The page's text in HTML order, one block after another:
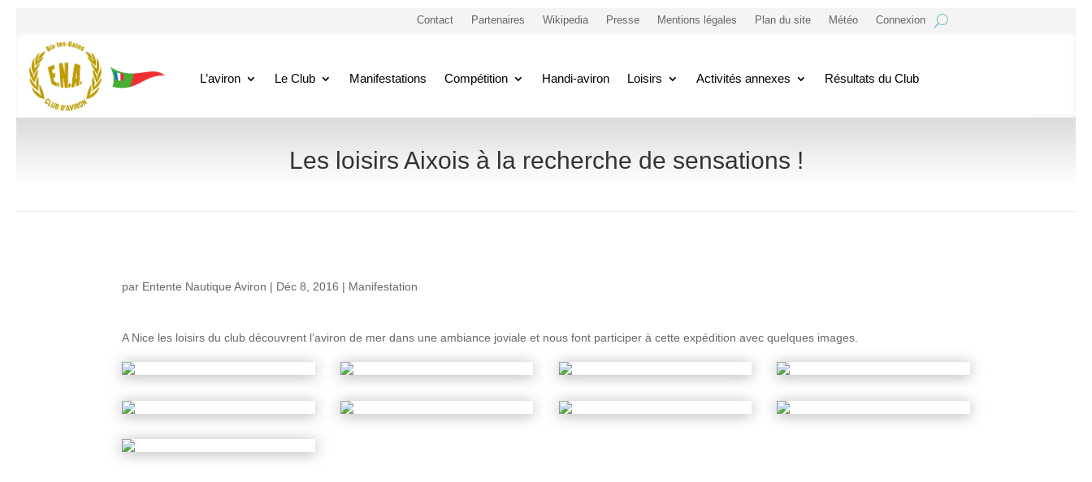
Contact Partenaires Wikipedia Presse Mentions légales Plan du site Météo Connexion
L’aviron Le Club Manifestations Compétition Handi-aviron Loisirs Activités annexes Résultats du Club
Les loisirs Aixois à la recherche de sensations !
par Entente Nautique Aviron | Déc 8, 2016 | Manifestation
A Nice les loisirs du club découvrent l’aviron de mer dans une ambiance joviale et nous font participer à cette expédition avec quelques images.